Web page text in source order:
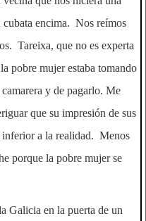
cubata encima. Nos reímos
Tareixa, que no es experta
pobre mujer estaba tomando
y de pagarlo. Me
que su impresión de sus
inferior a la realidad. Menos
porque la pobre mujer se
Galicia en la puerta de un